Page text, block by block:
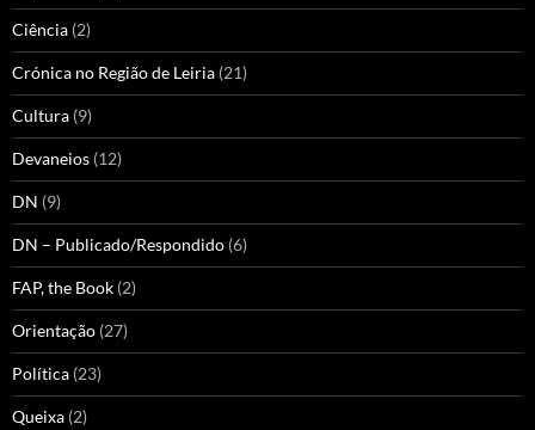
Ciência (2)
Crónica no Região de Leiria (21)
Cultura (9)
Devaneios (12)
DN (9)
DN – Publicado/Respondido (6)
FAP, the Book (2)
Orientação (27)
Política (23)
Queixa (2)